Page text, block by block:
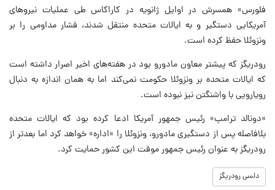
فلورس» همسرش در اوایل ژانویه در کاراکاس طی عملیات نیروهای
آمریکایی دستگیر و به ایالات متحده منتقل شدند، فشار مداومی را بر
ونزوئلا حفظ کرده است.
رودریگز که پیشتر معاون مادورو بود در هفته‌های اخیر اصرار داشته است
که ایالات متحده بر ونزوئلا حکومت نمی‌کند اما به همان اندازه به دنبال
رویارویی با واشنگتن نیز نبوده است.
«دونالد ترامپ» رئیس جمهور آمریکا ادعا کرده بود که ایالات متحده
بلافاصله پس از دستگیری مادورو، ونزوئلا را «اداره» خواهد کرد اما بعدتر از
رودریگز به عنوان رئیس جمهور موقت این کشور حمایت کرد.
دلسی رودریگز